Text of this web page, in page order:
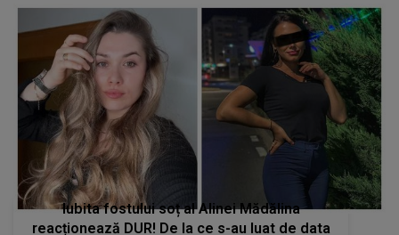
Iubita fostului soț al Alinei Mădălina
reacționează DUR! De la ce s-au luat de data